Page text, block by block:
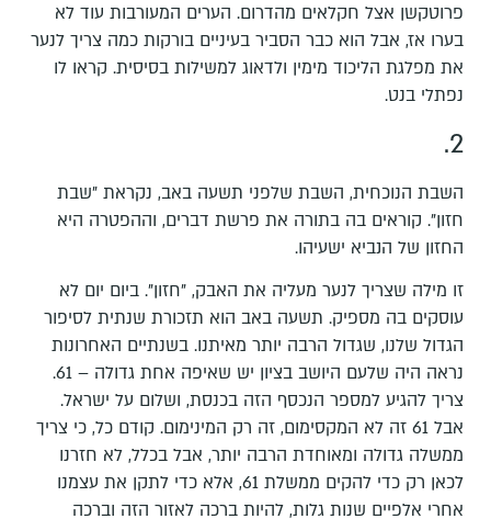
פרוטקשן אצל חקלאים מהדרום. הערים המעורבות עוד לא
בערו אז, אבל הוא כבר הסביר בעיניים בורקות כמה צריך לנער
את מפלגת הליכוד מימין ולדאוג למשילות בסיסית. קראו לו
נפתלי בנט.
2.
השבת הנוכחית, השבת שלפני תשעה באב, נקראת "שבת
חזון". קוראים בה בתורה את פרשת דברים, וההפטרה היא
החזון של הנביא ישעיהו.
זו מילה שצריך לנער מעליה את האבק, "חזון". ביום יום לא
עוסקים בה מספיק. תשעה באב הוא תזכורת שנתית לסיפור
הגדול שלנו, שגדול הרבה יותר מאיתנו. בשנתיים האחרונות
נראה היה שלעם היושב בציון יש שאיפה אחת גדולה – 61.
צריך להגיע למספר הנכסף הזה בכנסת, ושלום על ישראל.
אבל 61 זה לא המקסימום, זה רק המינימום. קודם כל, כי צריך
ממשלה גדולה ומאוחדת הרבה יותר, אבל בכלל, לא חזרנו
לכאן רק כדי להקים ממשלת 61, אלא כדי לתקן את עצמנו
אחרי אלפיים שנות גלות, להיות ברכה לאזור הזה וברכה